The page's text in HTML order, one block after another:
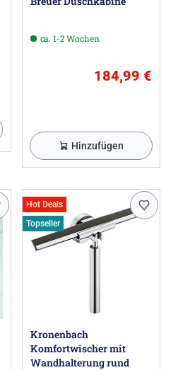
ca. 1-2 Wochen
184,99 €
Hinzufügen
Hot Deals
Topseller
Kronenbach
Komfortwischer mit
Wandhalterung rund